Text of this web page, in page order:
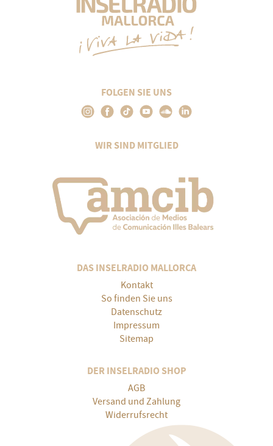
FOLGEN SIE UNS
WIR SIND MITGLIED
DAS INSELRADIO MALLORCA
Kontakt
So finden Sie uns
Datenschutz
Impressum
Sitemap
DER INSELRADIO SHOP
AGB
Versand und Zahlung
Widerrufsrecht